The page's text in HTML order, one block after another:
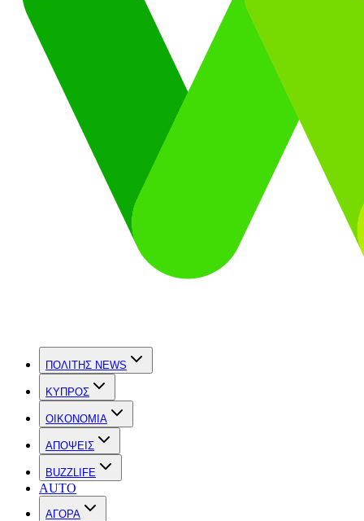
ΠΟΛΙΤΗΣ NEWS
ΚΥΠΡΟΣ
OIKONOMIA
ΑΠΟΨΕΙΣ
BUZZLIFE
AUTO
ΑΓΟΡΑ